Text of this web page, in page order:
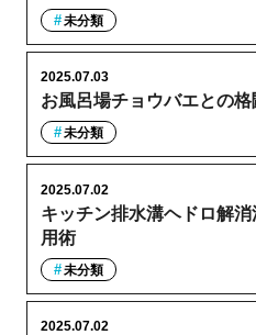
未分類
お風呂場チョウバエとの格
2025.07.03
未分類
キッチン排水溝ヘドロ解
用術
2025.07.02
未分類
2025.07.02